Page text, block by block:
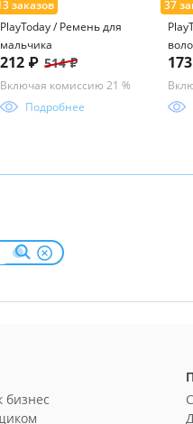
PlayToday / Ремень для
мальчика
212 ₽ 514 ₽
Включая комиссию 21 %
Подробнее
в
бизнес